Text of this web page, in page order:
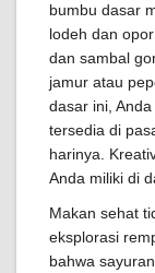
bumbu dasar
lodeh dan
dan sambal
jamur atau
dasar ini,
tersedia di
harinya.
Anda miliki di
Makan sehat
eksplorasi
bahwa